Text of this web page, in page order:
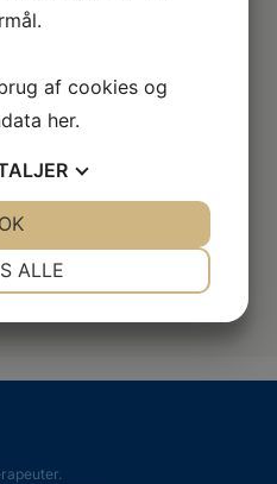
af cookies og
her.
ALLE
OK